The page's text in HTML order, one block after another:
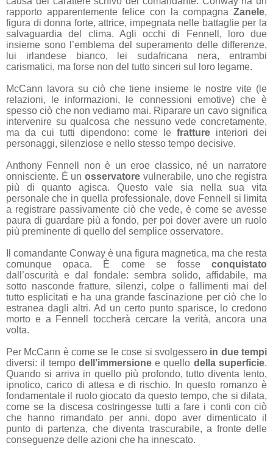
rapporto apparentemente felice con la compagna Zanele,
figura di donna forte, attrice, impegnata nelle battaglie per la
salvaguardia del clima. Agli occhi di Fennell, loro due
insieme sono l’emblema del superamento delle differenze,
lui irlandese bianco, lei sudafricana nera, entrambi
carismatici, ma forse non del tutto sinceri sul loro legame.
McCann lavora su ciò che tiene insieme le nostre vite (le
relazioni, le informazioni, le connessioni emotive) che è
spesso ciò che non vediamo mai. Riparare un cavo significa
intervenire su qualcosa che nessuno vede concretamente,
ma da cui tutti dipendono: come lefratture interiori dei
personaggi, silenziose e nello stesso tempo decisive.
Anthony Fennell non è un eroe classico, né un narratore
onnisciente. È unosservatore vulnerabile, uno che registra
più di quanto agisca. Questo vale sia nella sua vita
personale che in quella professionale, dove Fennell si limita
a registrare passivamente ciò che vede, è come se avesse
paura di guardare più a fondo, per poi dover avere un ruolo
più preminente di quello del semplice osservatore.
Il comandante Conway è una figura magnetica, ma che resta
comunque opaca. È come se fosse conquistato
dall’oscurità e dal fondale: sembra solido, affidabile, ma
sotto nasconde fratture, silenzi, colpe o fallimenti mai del
tutto esplicitati e ha una grande fascinazione per ciò che lo
estranea dagli altri. Ad un certo punto sparisce, lo credono
morto e a Fennell toccherà cercare la verità, ancora una
volta.
Per McCann è come se le cose si svolgessero in due tempi
diversi: il tempo dell’immersionee quello della superficie.
Quando si arriva in quello più profondo, tutto diventa lento,
ipnotico, carico di attesa e di rischio. In questo romanzo è
fondamentale il ruolo giocato da questo tempo, che si dilata,
come se la discesa costringesse tutti a fare i conti con ciò
che hanno rimandato per anni, dopo aver dimenticato il
punto di partenza, che diventa trascurabile, a fronte delle
conseguenze delle azioni che ha innescato.